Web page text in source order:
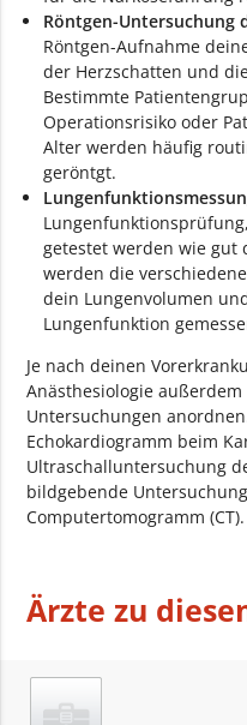
Röntgen-Untersuchung
Röntgen-Aufnahme
der Herzschatten und
Bestimmte
Operationsrisiko oder
Alter werden häufig
geröntgt.
getestet werden wie gut
werden die
dein Lungenvolumen
Lungenfunktion
Je nach deinen
Anästhesiologie
Untersuchungen
Echokardiogramm beim
Ultraschalluntersuchung
bildgebende
Computertomogramm (CT).
Ärzte zu